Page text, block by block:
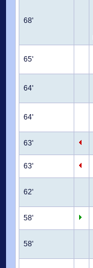
68'
65'
64'
64'
63'
63'
62'
58'
58'